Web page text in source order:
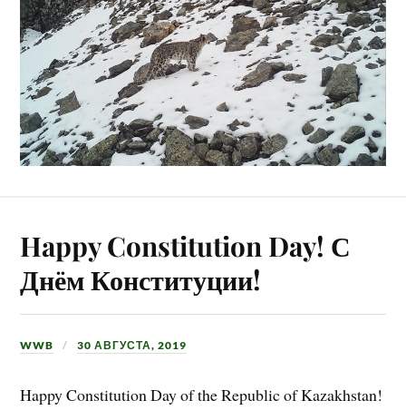
Happy Constitution Day! С
Днём Конституции!
WWB 30 АВГУСТА, 2019
Happy Constitution Day of the Republic of Kazakhstan!